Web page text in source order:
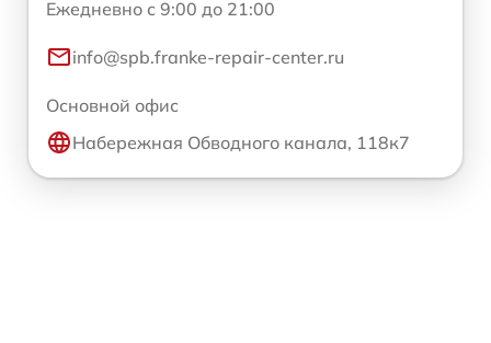
Ежедневно с 9:00 до 21:00
info@spb.franke-repair-center.ru
Основной офис
Набережная Обводного канала, 118к7